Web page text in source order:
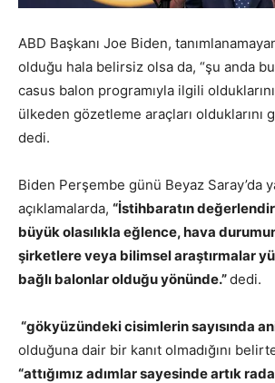
ABD Başkanı Joe Biden,
olduğu hala belirsiz olsa da, “şu anda
casus balon programıyla ilgili
ülkeden gözetleme araçları olduklarını
dedi.
Biden Perşembe günü Beyaz Saray’da
açıklamalarda, “İstihbaratın
büyük olasılıkla eğlence, hava
şirketlere veya bilimsel araştırmalar
bağlı balonlar olduğu yönünde.”dedi.
“gökyüzündeki cisimlerin sayısında
olduğuna dair bir kanıt olmadığını
“attığımız adımlar sayesinde artık